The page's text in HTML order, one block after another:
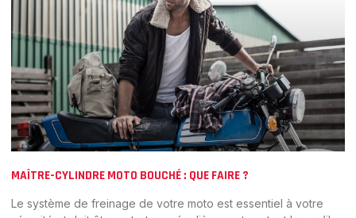
MAÎTRE-CYLINDRE MOTO BOUCHÉ : QUE FAIRE ?
Le système de freinage de votre moto est essentiel à votre